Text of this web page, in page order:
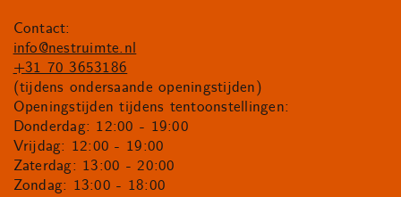
Contact:
info@nestruimte.nl
+31 70 3653186
(tijdens ondersaande openingstijden)
Openingstijden tijdens tentoonstellingen:
Donderdag: 12:00 - 19:00
Vrijdag: 12:00 - 19:00
Zaterdag: 13:00 - 20:00
Zondag: 13:00 - 18:00